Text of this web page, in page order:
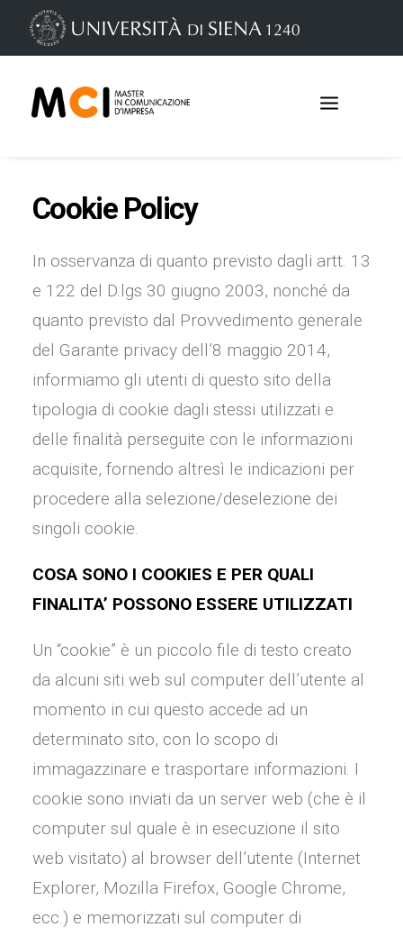
Iscrizioni
Cookie Policy
In osservanza di quanto previsto dagli artt. 13
e 122 del D.lgs 30 giugno 2003, nonché da
quanto previsto dal Provvedimento generale
del Garante privacy dell’8 maggio 2014,
informiamo gli utenti di questo sito della
tipologia di cookie dagli stessi utilizzati e
delle finalità perseguite con le informazioni
acquisite, fornendo altresì le indicazioni per
procedere alla selezione/deselezione dei
singoli cookie.
COSA SONO I COOKIES E PER QUALI
FINALITA’ POSSONO ESSERE UTILIZZATI
Un “cookie” è un piccolo file di testo creato
da alcuni siti web sul computer dell’utente al
momento in cui questo accede ad un
determinato sito, con lo scopo di
immagazzinare e trasportare informazioni. I
cookie sono inviati da un server web (che è il
computer sul quale è in esecuzione il sito
web visitato) al browser dell’utente (Internet
Explorer, Mozilla Firefox, Google Chrome,
ecc.) e memorizzati sul computer di